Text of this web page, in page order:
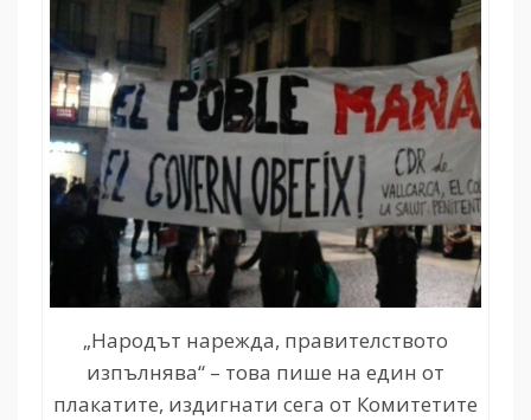
„Народът нарежда, правителството
изпълнява“ – това пише на един от
плакатите, издигнати сега от Комитетите